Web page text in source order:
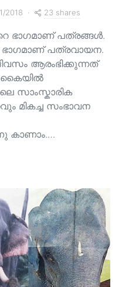
2018 23 shares
ഭാഗമാണ് പത്രങ്ങള്‍.
ഭാഗമാണ് പത്രവായന.
ആരംഭിക്കുന്നത്
കൈയില്‍
സാംസ്കാരിക
മികച്ച സംഭാവന
കാണാം.…